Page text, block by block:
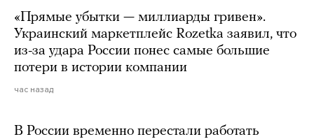
«Прямые убытки — миллиарды гривен».
Украинский маркетплейс Rozetka заявил, что
из-за удара России понес самые большие
потери в истории компании
час назад
В России временно перестали работать